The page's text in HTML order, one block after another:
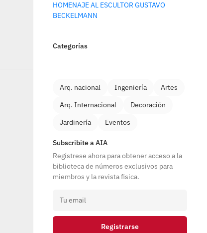
HOMENAJE AL ESCULTOR GUSTAVO
BECKELMANN
Categorías
Arq. nacional Ingeniería
Artes
Arq. Internacional
Decoración
Jardinería
Eventos
Subscribite a AIA
Regístrese ahora para obtener acceso a la
biblioteca de números exclusivos para
miembros y la revista fisica.